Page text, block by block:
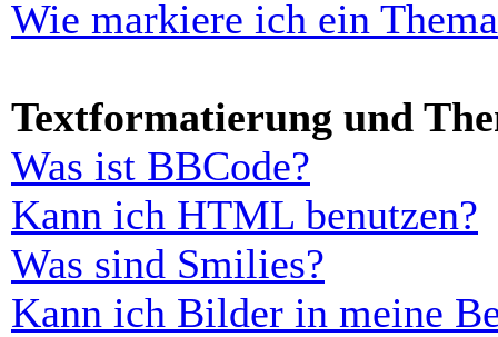
Wie markiere ich ein
Textformatierung und
Was ist BBCode?
Kann ich HTML benutzen?
Was sind Smilies?
Kann ich Bilder in meine